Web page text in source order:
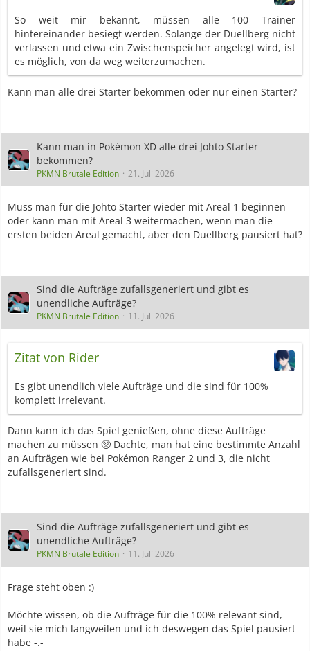
So weit mir bekannt, müssen alle 100 Trainer
hintereinander besiegt werden. Solange der Duellberg nicht
verlassen und etwa ein Zwischenspeicher angelegt wird, ist
es möglich, von da weg weiterzumachen.
Kann man alle drei Starter bekommen oder nur einen Starter?
Kann man in Pokémon XD alle drei Johto Starter
bekommen?
PKMN Brutale Edition 21. Juli 2026
Muss man für die Johto Starter wieder mit Areal 1 beginnen
oder kann man mit Areal 3 weitermachen, wenn man die
ersten beiden Areal gemacht, aber den Duellberg pausiert hat?
Sind die Aufträge zufallsgeneriert und gibt es
unendliche Aufträge?
PKMN Brutale Edition 11. Juli 2026
Zitat von Rider
Es gibt unendlich viele Aufträge und die sind für 100%
komplett irrelevant.
Dann kann ich das Spiel genießen, ohne diese Aufträge
machen zu müssen 🥺 Dachte, man hat eine bestimmte Anzahl
an Aufträgen wie bei Pokémon Ranger 2 und 3, die nicht
zufallsgeneriert sind.
Sind die Aufträge zufallsgeneriert und gibt es
unendliche Aufträge?
PKMN Brutale Edition 11. Juli 2026
Frage steht oben :)
Möchte wissen, ob die Aufträge für die 100% relevant sind,
weil sie mich langweilen und ich deswegen das Spiel pausiert
habe -.-